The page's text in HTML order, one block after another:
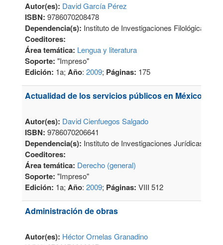
Autor(es): David García Pérez
ISBN:9786070208478
Dependencia(s): Instituto de Investigaciones Filológicas
Coeditores:
Área temática: Lengua y literatura
Soporte: "Impreso"
Edición: 1a;Año:2009; Páginas: 175
Actualidad de los servicios públicos en México
Autor(es): David Cienfuegos Salgado
ISBN:9786070206641
Dependencia(s): Instituto de Investigaciones Jurídicas
Coeditores:
Área temática: Derecho (general)
Soporte: "Impreso"
Edición: 1a;Año:2009; Páginas:VIII 512
Administración de obras
Autor(es): Héctor Ornelas Granadino